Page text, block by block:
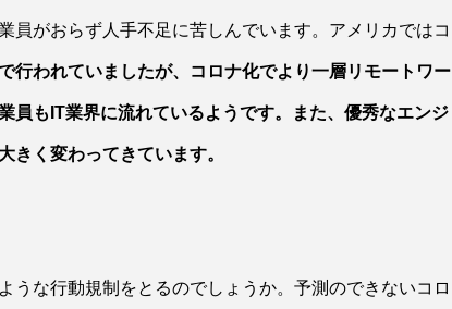
員がおらず人手不足に苦しんでいます。アメリカではコ
行われていましたが、コロナ化でより一層リモートワー
員もIT業界に流れているようです。また、優秀なエンジ
きく変わってきています。
うな行動規制をとるのでしょうか。予測のできないコロ